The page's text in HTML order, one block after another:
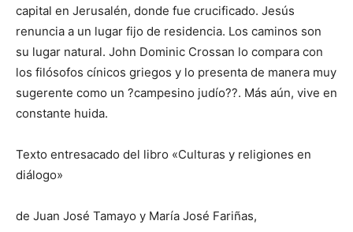
capital en Jerusalén, donde fue crucificado. Jesús
renuncia a un lugar fijo de residencia. Los caminos son
su lugar natural. John Dominic Crossan lo compara con
los filósofos cínicos griegos y lo presenta de manera muy
sugerente como un ?campesino judío??. Más aún, vive en
constante huida.
Texto entresacado del libro «Culturas y religiones en
diálogo»
de Juan José Tamayo y María José Fariñas,